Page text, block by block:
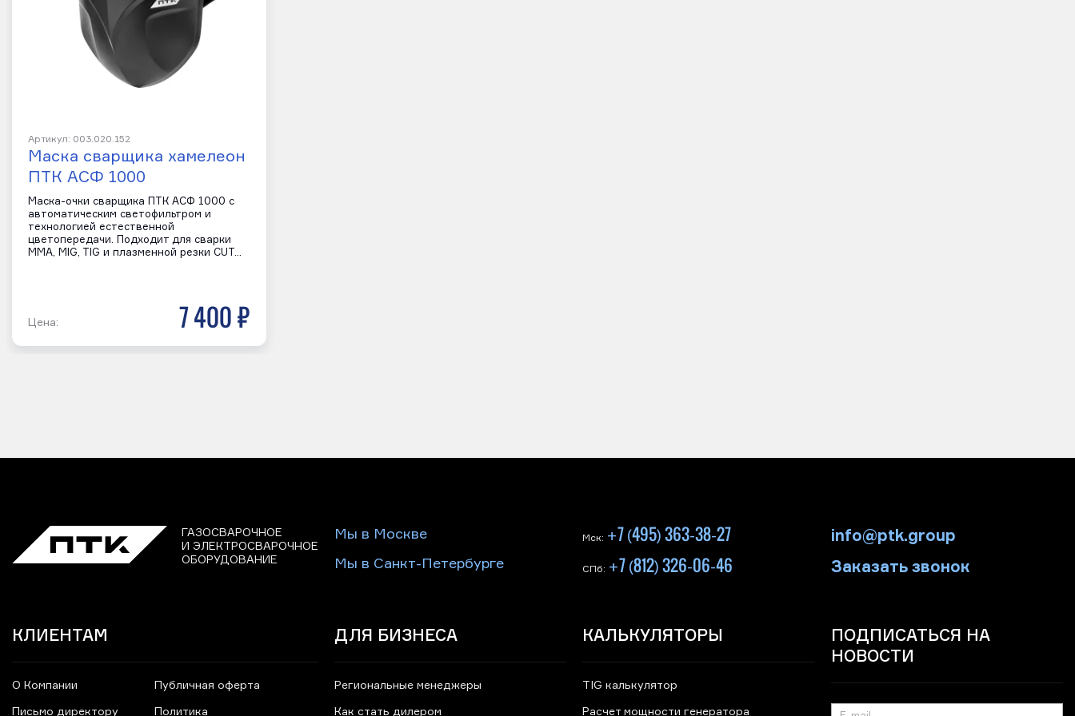
Артикул: 003.020.152
Маска сварщика хамелеон
ПТК АСФ 1000
Маска-очки сварщика ПТК АСФ 1000 с
автоматическим светофильтром и
технологией естественной
цветопередачи. Подходит для сварки
MMA, MIG, TIG и плазменной резки CUT…
Цена: 7 400 р
ГАЗОСВАРОЧНОЕ
И ЭЛЕКТРОСВАРОЧНОЕ
ОБОРУДОВАНИЕ
Мы в Москве
Мы в Санкт-Петербурге
Мск: +7 (495) 363-38-27
СПб: +7 (812) 326-06-46
info@ptk.group
Заказать звонок
КЛИЕНТАМ
О Компании
Письмо директору
Публичная оферта
Политика
ДЛЯ БИЗНЕСА
Региональные менеджеры
Как стать дилером
КАЛЬКУЛЯТОРЫ
TIG калькулятор
Расчет мощности генератора
ПОДПИСАТЬСЯ НА
НОВОСТИ